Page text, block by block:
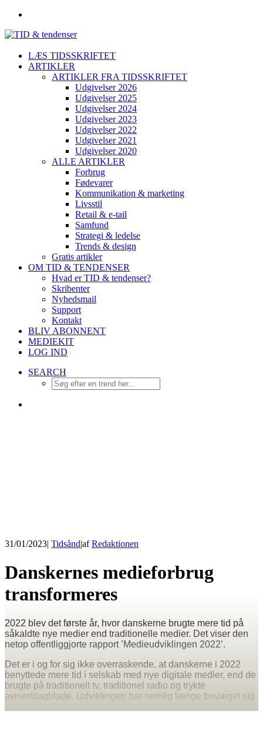
LÆS TIDSSKRIFTET
ARTIKLER
ARTIKLER FRA TIDSSKRIFTET
Udgivelser 2026
Udgivelser 2025
Udgivelser 2024
Udgivelser 2023
Udgivelser 2022
Udgivelser 2021
Udgivelser 2020
ALLE ARTIKLER
Forbrug
Fødevarer
Kommunikation & marketing
Livsstil
Retail & e-tail
Samfund
Strategi & ledelse
Trends & design
Gratis artikler
OM TID & TENDENSER
Hvad er TID & tendenser?
Skribenter
Nyhedsmail
Support
Kontakt
BLIV ABONNENT
MEDIEKIT
LOG IND
SEARCH
31/01/2023| Tidsånd|afRedaktionen
Danskernes medieforbrug
transformeres
2022 blev det første år, hvor danskerne brugte mere tid på
såkaldte nye medier end traditionelle medier. Det viser den
netop offentliggjorte rapport ’Medieudviklingen 2022’.
Det er i og for sig ikke overraskende, at danskerne i 2022
benyttede mere tid i selskab med nye digitale medier, end de
brugte på traditionelt tv, traditionel radio og trykte
aviser/dagblade. Udviklingen har nemlig længe bevæget sig